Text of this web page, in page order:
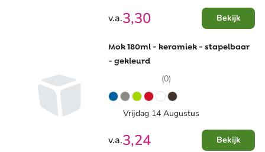
v.a.3,30 Bekijk
Mok 180ml - keramiek - stapelbaar
- gekleurd
(0)
Vrijdag 14 Augustus
v.a.3,24 Bekijk